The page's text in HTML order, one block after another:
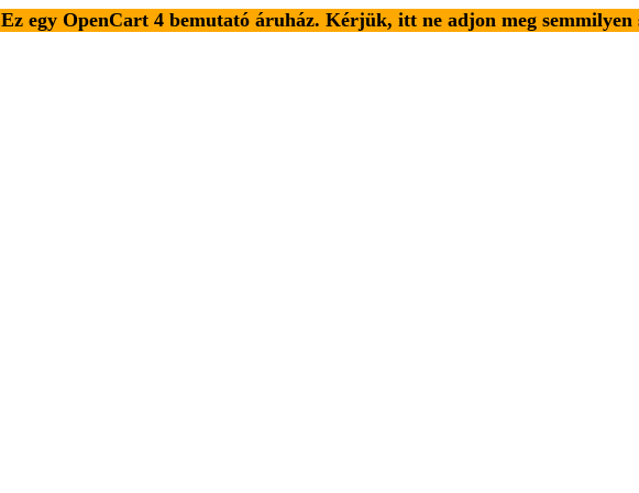
Ez egy OpenCart 4 bemutató áruház. Kérjük, itt ne adjon meg semmilyen